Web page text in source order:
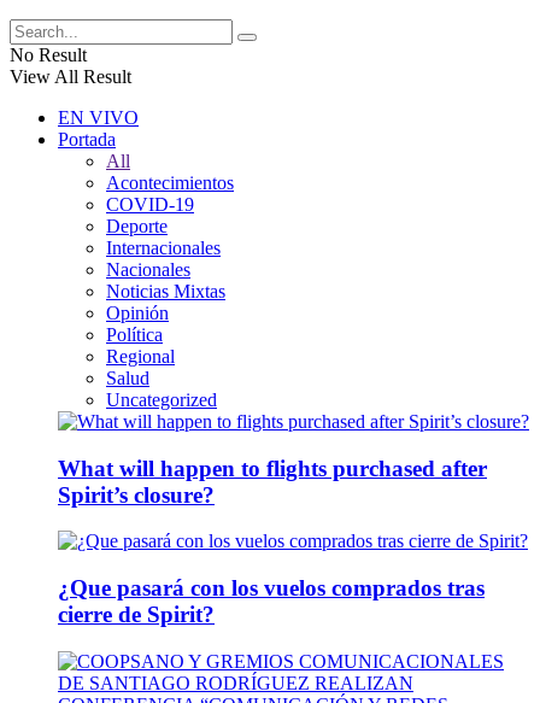
No Result
View All Result
EN VIVO
Portada
All
Acontecimientos
COVID-19
Deporte
Internacionales
Nacionales
Noticias Mixtas
Opinión
Política
Regional
Salud
Uncategorized
What will happen to flights purchased after
Spirit’s closure?
¿Que pasará con los vuelos comprados tras
cierre de Spirit?